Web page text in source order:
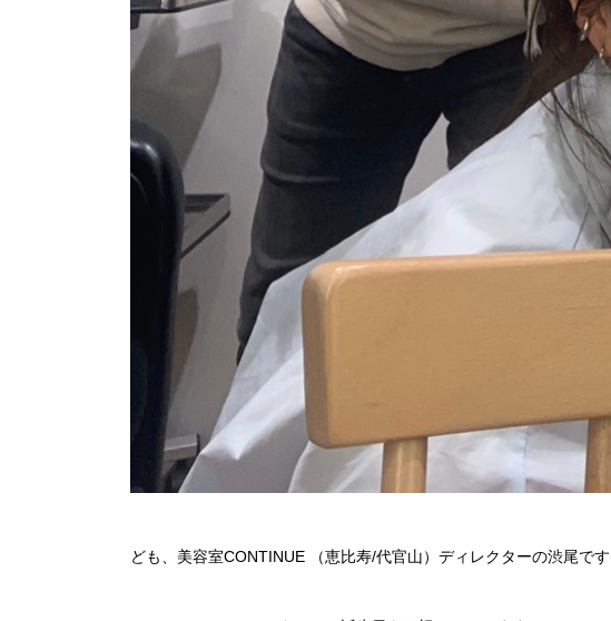
ども、美容室CONTINUE （恵比寿/代官山）ディレクターの渋尾です